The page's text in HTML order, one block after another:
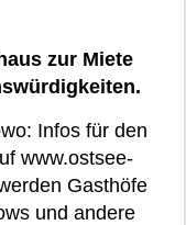
zur Miete
Infos für den
www.ostsee-
Gasthöfe
und andere